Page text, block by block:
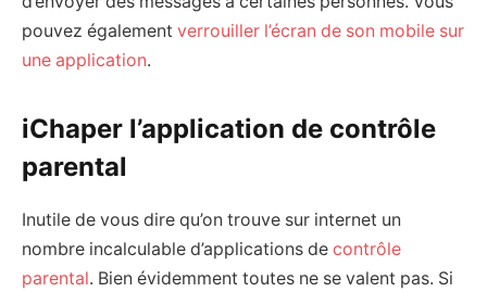
pouvez également verrouiller l’écran de son mobile sur
une application.
iChaper l’application de contrôle
parental
Inutile de vous dire qu’on trouve sur internet un
nombre incalculable d’applications de contrôle
parental. Bien évidemment toutes ne se valent pas. Si